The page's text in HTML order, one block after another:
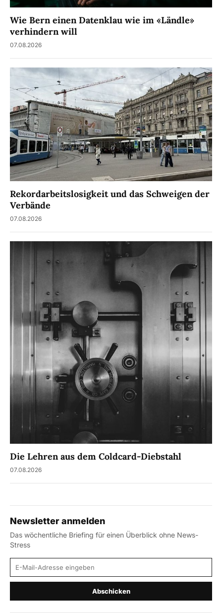
Wie Bern einen Datenklau wie im «Ländle»
verhindern will
07.08.2026
Rekordarbeitslosigkeit und das Schweigen der
Verbände
07.08.2026
Die Lehren aus dem Coldcard-Diebstahl
07.08.2026
Newsletter anmelden
Das wöchentliche Briefing für einen Überblick ohne News-
Stress
E-Mail-Adresse
Abschicken